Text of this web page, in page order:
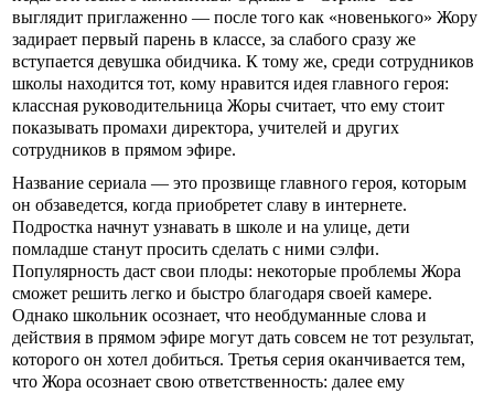
выглядит приглаженно — после того как «новенького» Жору
задирает первый парень в классе, за слабого сразу же
вступается девушка обидчика. К тому же, среди сотрудников
школы находится тот, кому нравится идея главного героя:
классная руководительница Жоры считает, что ему стоит
показывать промахи директора, учителей и других
сотрудников в прямом эфире.
Название сериала — это прозвище главного героя, которым
он обзаведется, когда приобретет славу в интернете.
Подростка начнут узнавать в школе и на улице, дети
помладше станут просить сделать с ними сэлфи.
Популярность даст свои плоды: некоторые проблемы Жора
сможет решить легко и быстро благодаря своей камере.
Однако школьник осознает, что необдуманные слова и
действия в прямом эфире могут дать совсем не тот результат,
которого он хотел добиться. Третья серия оканчивается тем,
что Жора осознает свою ответственность: далее ему